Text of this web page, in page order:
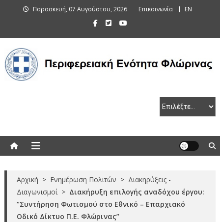
Παρασκευή, 07 Αυγούστου, 2026 Επικοινωνία EN
Αρχική > Ενημέρωση Πολιτών > Διακηρύξεις -
Διαγωνισμοί > Διακήρυξη επιλογής αναδόχου έργου:
“Συντήρηση Φωτισμού στο Εθνικό – Επαρχιακό
Οδικό Δίκτυο Π.Ε. Φλώρινας”